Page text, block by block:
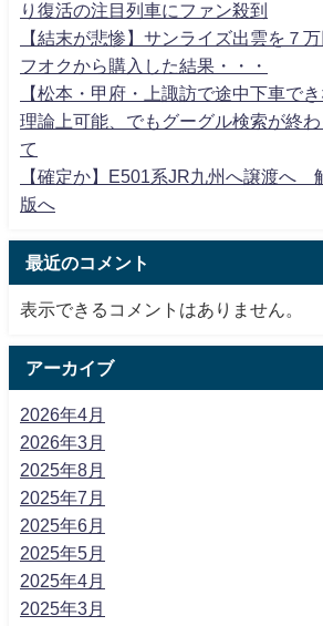
り復活の注目列車にファン殺到
【結末が悲惨】サンライズ出雲を７
フオクから購入した結果・・・
【松本・甲府・上諏訪で途中下車で
理論上可能、でもグーグル検索が終
て
【確定か】E501系JR九州へ譲渡へ
版へ
最近のコメント
表示できるコメントはありません。
アーカイブ
2026年4月
2026年3月
2025年8月
2025年7月
2025年6月
2025年5月
2025年4月
2025年3月